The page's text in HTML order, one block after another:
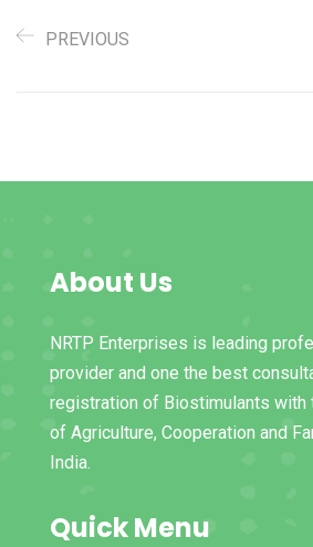
PREVIOUS
About Us
NRTP Enterprises is leading
provider and one the best
registration of Biostimulants with
of Agriculture, Cooperation and
India.
Quick Menu